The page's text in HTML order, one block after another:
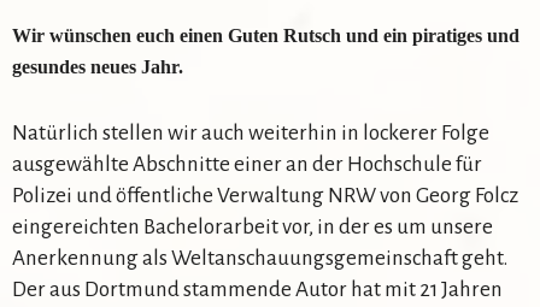
Wir wünschen euch einen Guten Rutsch und ein piratiges und
gesundes neues Jahr.
Natürlich stellen wir auch weiterhin in lockerer Folge
ausgewählte Abschnitte einer an der Hochschule für
Polizei und öffentliche Verwaltung NRW von Georg Folcz
eingereichten Bachelorarbeit vor, in der es um unsere
Anerkennung als Weltanschauungsgemeinschaft geht.
Der aus Dortmund stammende Autor hat mit 21 Jahren